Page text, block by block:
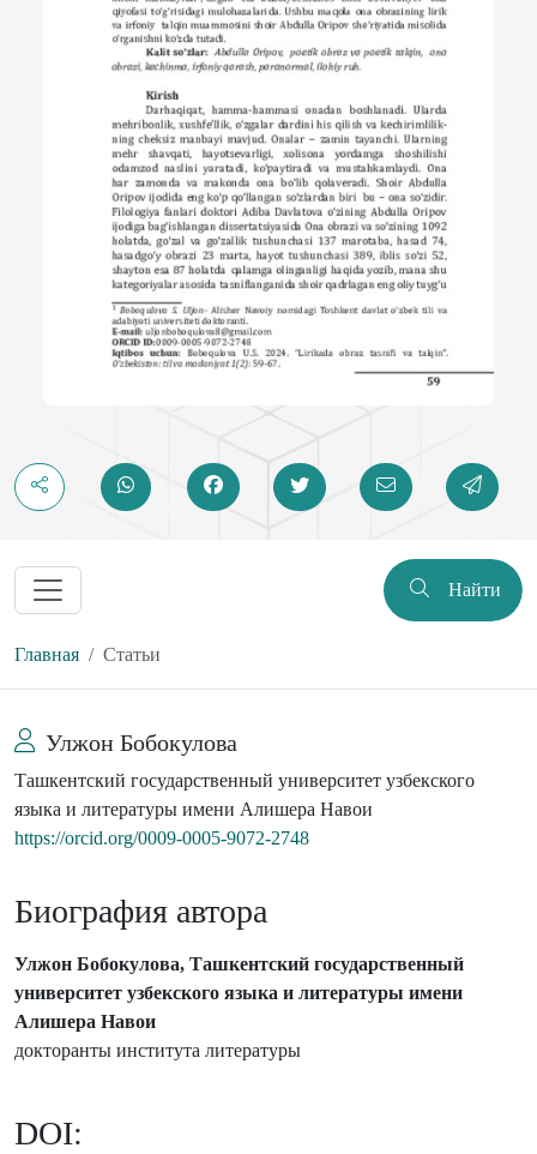
Найти
Главная Статьи
Улжон Бобокулова
Ташкентский государственный университет узбекского
языка и литературы имени Алишера Навои
https://orcid.org/0009-0005-9072-2748
Биография автора
Улжон Бобокулова, Ташкентский государственный
университет узбекского языка и литературы имени
Алишера Навои
докторанты института литературы
DOI: